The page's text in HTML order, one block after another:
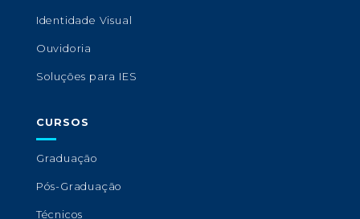
Identidade Visual
Ouvidoria
Soluções para IES
CURSOS
Graduação
Pós-Graduação
Técnicos